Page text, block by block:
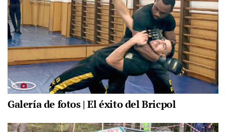
Galería de fotos | El éxito del Bricpol